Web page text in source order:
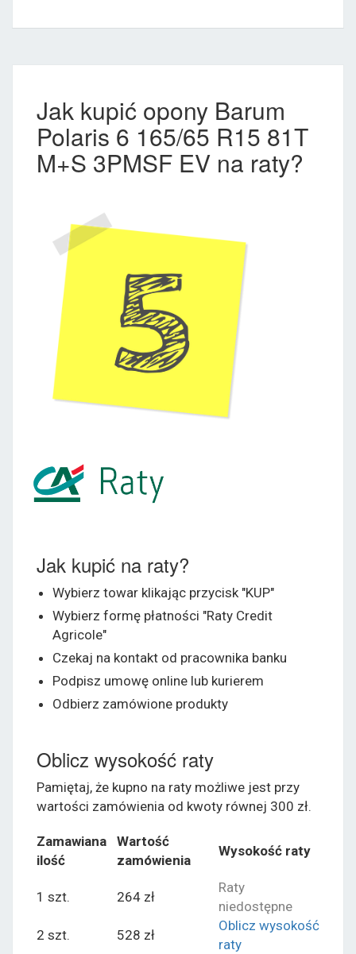
Jak kupić opony Barum
Polaris 6 165/65 R15 81T
M+S 3PMSF EV na raty?
Jak kupić na raty?
Wybierz towar klikając przycisk "KUP"
Wybierz formę płatności "Raty Credit
Agricole"
Czekaj na kontakt od pracownika banku
Podpisz umowę online lub kurierem
Odbierz zamówione produkty
Oblicz wysokość raty
Pamiętaj, że kupno na raty możliwe jest przy
wartości zamówienia od kwoty równej 300 zł.
Zamawiana
ilość
Wartość
zamówienia
Wysokość raty
1 szt. 264 zł
Raty
niedostępne
2 szt.
528 zł
Oblicz wysokość
raty